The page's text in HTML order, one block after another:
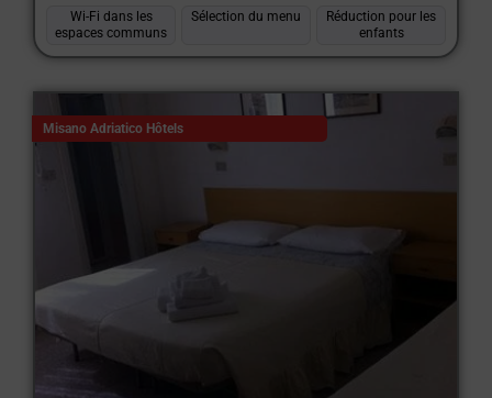
Wi-Fi dans les
espaces communs
Sélection du menu
Réduction pour les
enfants
Misano Adriatico Hôtels